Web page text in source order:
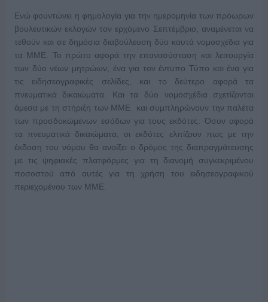
Ενώ φουντώνει η φημολογία για την ημερομηνία των πρόωρων
βουλευτικών εκλογών τον ερχόμενο Σεπτέμβριο, αναμένεται να
τεθούν και σε δημόσια διαβούλευση δύο καυτά νομοσχέδια για
τα ΜΜΕ. Το πρώτο αφορά την επανασύσταση και λειτουργία
των δύο νέων μητρώων, ένα για τον έντυπο Τύπο και ένα για
τις ειδησεογραφικές σελίδες, και το δεύτερο αφορά τα
πνευματικά δικαιώματα. Και τα δύο νομοσχέδια σχετίζονται
άμεσα με τη στήριξη των ΜΜΕ και συμπληρώνουν την παλέτα
των προσδοκώμενων εσόδων για τους εκδότες. Όσον αφορά
τα πνευματικά δικαιώματα, οι εκδότες ελπίζουν πως με την
έκδοση του νόμου θα ανοίξει ο δρόμος της διαπραγμάτευσης
με τις ψηφιακές πλατφόρμες για τη διανομή συγκεκριμένου
ποσοστού από αυτές για τη χρήση του ειδησεογραφικού
περιεχομένου των ΜΜΕ.